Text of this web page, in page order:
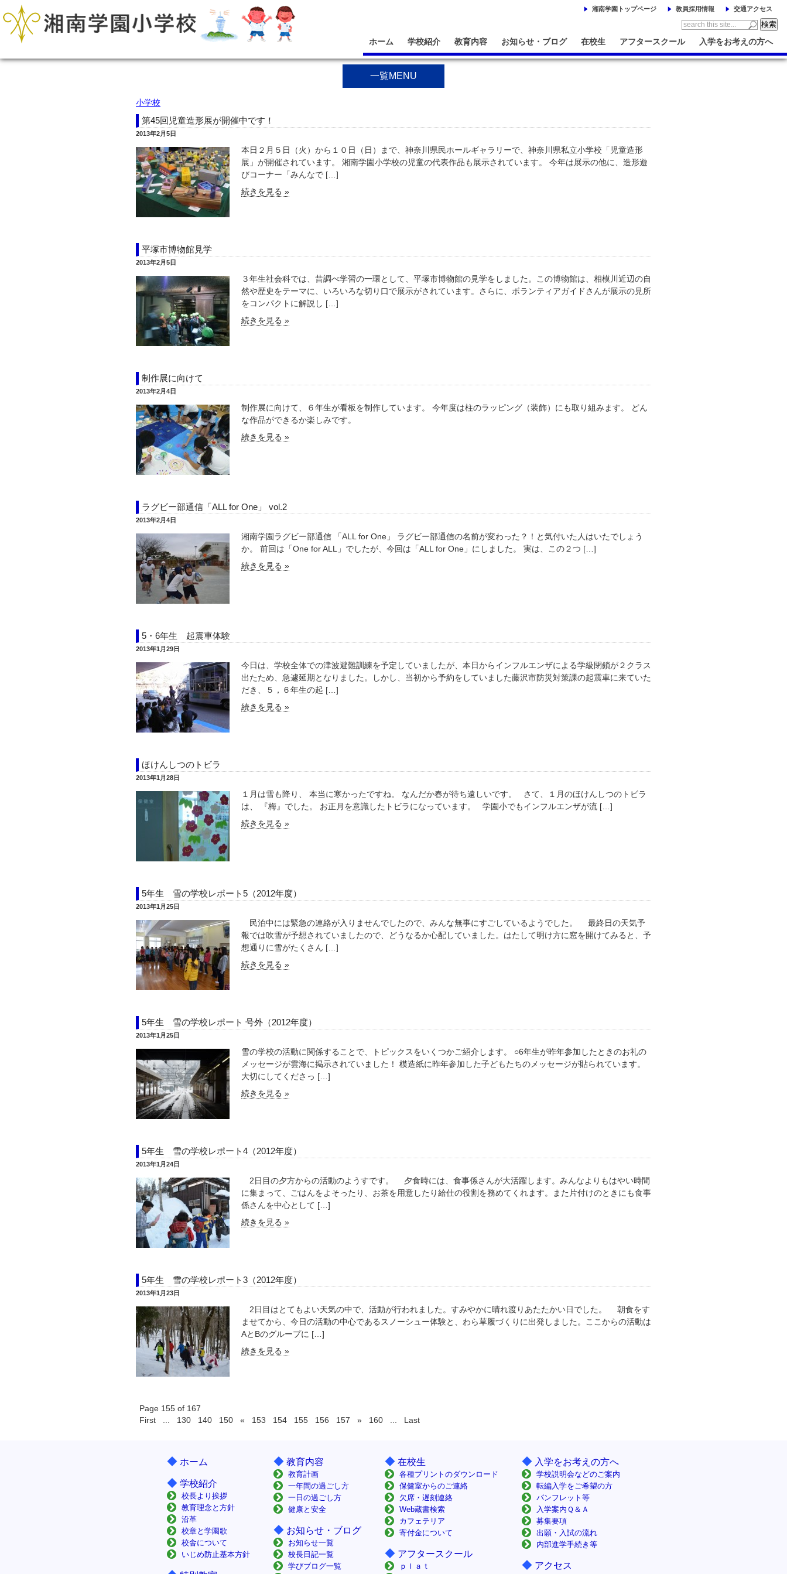
湘南学園トップページ 教員採用情報 交通アクセス
ホーム 学校紹介 教育内容 お知らせ・ブログ 在校生 アフタースクール 入学をお考えの方へ
一覧MENU
小学校
第45回児童造形展が開催中です！
2013年2月5日
本日２月５日（火）から１０日（日）まで、神奈川県民ホールギャラリーで、神奈川県私立小学校「児童造形
展」が開催されています。 湘南学園小学校の児童の代表作品も展示されています。 今年は展示の他に、造形遊
びコーナー「みんなで […]
続きを見る »
平塚市博物館見学
2013年2月5日
３年生社会科では、昔調べ学習の一環として、平塚市博物館の見学をしました。この博物館は、相模川近辺の自
然や歴史をテーマに、いろいろな切り口で展示がされています。さらに、ボランティアガイドさんが展示の見所
をコンパクトに解説し […]
続きを見る »
制作展に向けて
2013年2月4日
制作展に向けて、６年生が看板を制作しています。 今年度は柱のラッピング（装飾）にも取り組みます。 どん
な作品ができるか楽しみです。
続きを見る »
ラグビー部通信「ALL for One」 vol.2
2013年2月4日
湘南学園ラグビー部通信 「ALL for One」 ラグビー部通信の名前が変わった？！と気付いた人はいたでしょう
か。 前回は「One for ALL」でしたが、今回は「ALL for One」にしました。 実は、この２つ […]
続きを見る »
5・6年生 起震車体験
2013年1月29日
今日は、学校全体での津波避難訓練を予定していましたが、本日からインフルエンザによる学級閉鎖が２クラス
出たため、急遽延期となりました。しかし、当初から予約をしていました藤沢市防災対策課の起震車に来ていた
だき、５，６年生の起 […]
続きを見る »
ほけんしつのトビラ
2013年1月28日
１月は雪も降り、 本当に寒かったですね。 なんだか春が待ち遠しいです。 さて、１月のほけんしつのトビラ
は、 『梅』でした。 お正月を意識したトビラになっています。 学園小でもインフルエンザが流 […]
続きを見る »
5年生 雪の学校レポート5（2012年度）
2013年1月25日
民泊中には緊急の連絡が入りませんでしたので、みんな無事にすごしているようでした。 最終日の天気予
報では吹雪が予想されていましたので、どうなるか心配していました。はたして明け方に窓を開けてみると、予
想通りに雪がたくさん […]
続きを見る »
5年生 雪の学校レポート 号外（2012年度）
2013年1月25日
雪の学校の活動に関係することで、トピックスをいくつかご紹介します。 ○6年生が昨年参加したときのお礼の
メッセージが雲海に掲示されていました！ 模造紙に昨年参加した子どもたちのメッセージが貼られています。
大切にしてくださっ […]
続きを見る »
5年生 雪の学校レポート4（2012年度）
2013年1月24日
2日目の夕方からの活動のようすです。 夕食時には、食事係さんが大活躍します。みんなよりもはやい時間
に集まって、ごはんをよそったり、お茶を用意したり給仕の役割を務めてくれます。また片付けのときにも食事
係さんを中心として […]
続きを見る »
5年生 雪の学校レポート3（2012年度）
2013年1月23日
2日目はとてもよい天気の中で、活動が行われました。すみやかに晴れ渡りあたたかい日でした。 朝食をす
ませてから、今日の活動の中心であるスノーシュー体験と、わら草履づくりに出発しました。ここからの活動は
AとBのグループに […]
続きを見る »
Page 155 of 167
First
130 140 150 « 153 154 155 156 157 » 160 Last
◆ ホーム
◆ 学校紹介
校長より挨拶
教育理念と方針
沿革
校章と学園歌
校舎について
いじめ防止基本方針
◆ 教育内容
教育計画
一年間の過ごし方
一日の過ごし方
健康と安全
◆ お知らせ・ブログ
お知らせ一覧
校長日記一覧
学びブログ一覧
◆ 在校生
各種プリントのダウンロード
保健室からのご連絡
欠席・遅刻連絡
Web蔵書検索
カフェテリア
寄付金について
◆ アフタースクール
ｐｌａｔ
◆ 入学をお考えの方へ
学校説明会などのご案内
転編入学をご希望の方
パンフレット等
入学案内Ｑ＆Ａ
募集要項
出願・入試の流れ
内部進学手続き等
◆ アクセス